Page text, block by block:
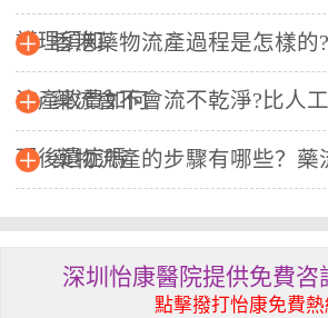
護理須知
香港藥物流產過程是怎樣的
流產收費如何
藥流會不會流不乾淨?比人
現後遺症嗎
藥物流產的步驟有哪些？藥
深圳怡康醫院提供免費咨
點擊撥打怡康免費熱